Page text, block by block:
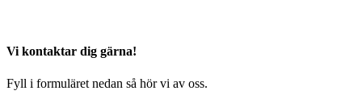
Vi kontaktar dig gärna!
Fyll i formuläret nedan så hör vi av oss.